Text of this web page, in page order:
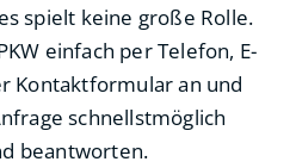
spielt keine große Rolle.
einfach per Telefon, E-
Kontaktformular an und
schnellstmöglich
beantworten.